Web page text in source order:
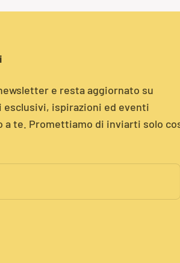
e resta aggiornato su
esclusivi, ispirazioni ed eventi
a te. Promettiamo di inviarti solo